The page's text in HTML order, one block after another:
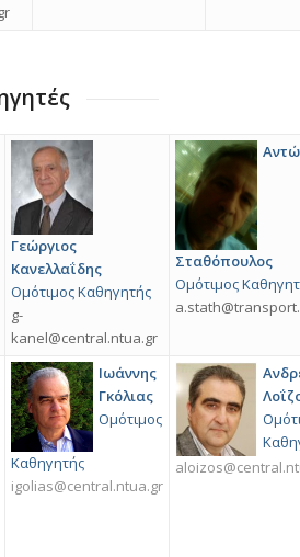
Γεώργιος
Κανελλαΐδης
Ομότιμος Καθηγητής
g-
kanel@central.ntua.gr
Σταθόπουλος
Ομότιμος
Ιωάννης
Γκόλιας
Ομότιμος
Kαθηγητής
igolias@central.ntua.gr